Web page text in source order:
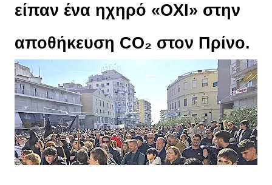
είπαν ένα ηχηρό «ΟΧΙ» στην
αποθήκευση CO₂ στον Πρίνο.